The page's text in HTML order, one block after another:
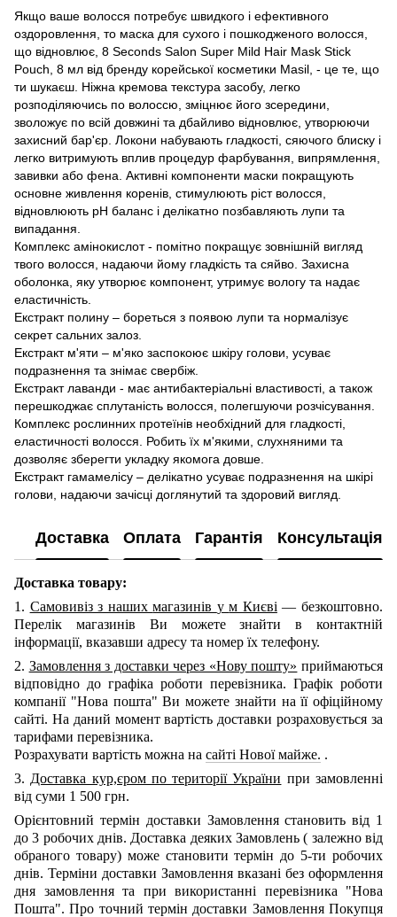
Якщо ваше волосся потребує швидкого і ефективного
оздоровлення, то маска для сухого і пошкодженого волосся,
що відновлює, 8 Seconds Salon Super Mild Hair Mask Stick
Pouch, 8 мл від бренду корейської косметики Masil, - це те, що
ти шукаєш. Ніжна кремова текстура засобу, легко
розподіляючись по волоссю, зміцнює його зсередини,
зволожує по всій довжині та дбайливо відновлює, утворюючи
захисний бар'єр. Локони набувають гладкості, сяючого блиску і
легко витримують вплив процедур фарбування, випрямлення,
завивки або фена. Активні компоненти маски покращують
основне живлення коренів, стимулюють ріст волосся,
відновлюють pH баланс і делікатно позбавляють лупи та
випадання.
Комплекс амінокислот - помітно покращує зовнішній вигляд
твого волосся, надаючи йому гладкість та сяйво. Захисна
оболонка, яку утворює компонент, утримує вологу та надає
еластичність.
Екстракт полину – бореться з появою лупи та нормалізує
секрет сальних залоз.
Екстракт м'яти – м'яко заспокоює шкіру голови, усуває
подразнення та знімає свербіж.
Екстракт лаванди - має антибактеріальні властивості, а також
перешкоджає сплутаність волосся, полегшуючи розчісування.
Комплекс рослинних протеїнів необхідний для гладкості,
еластичності волосся. Робить їх м'якими, слухняними та
дозволяє зберегти укладку якомога довше.
Екстракт гамамелісу – делікатно усуває подразнення на шкірі
голови, надаючи зачісці доглянутий та здоровий вигляд.
Доставка Оплата Гарантія Консультація
Доставка товару:
1. Самовивіз з нашихмагазинів ум Києві — безкоштовно.
Перелік магазинів Ви можете знайти в контактній
інформації, вказавши адресу та номер їх телефону.
2. Замовлення з доставки через «Нову пошту» приймаються
відповідно до графіка роботи перевізника. Графік роботи
компанії "Нова пошта" Ви можете знайти на її офіційному
сайті. На даний момент вартість доставки розраховується за
тарифами перевізника.
Розрахувати вартість можна на сайті Нової майже. .
3. Доставка кур,єром по території України при замовленні
від суми 1 500 грн.
Орієнтовний термін доставки Замовлення становить від 1
до 3 робочих днів. Доставка деяких Замовлень( залежно від
обраного товару) може становити термін до 5-ти робочих
днів. Терміни доставки Замовлення вказані без оформлення
дня замовлення та при використанні перевізника "Нова
Пошта". Про точний термін доставки Замовлення Покупця